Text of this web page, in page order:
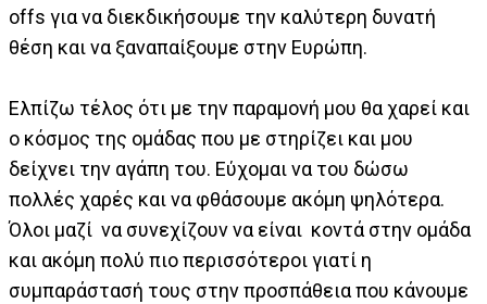
offs για να διεκδικήσουμε την καλύτερη δυνατή
θέση και να ξαναπαίξουμε στην Ευρώπη.
Ελπίζω τέλος ότι με την παραμονή μου θα χαρεί και
ο κόσμος της ομάδας που με στηρίζει και μου
δείχνει την αγάπη του. Εύχομαι να του δώσω
πολλές χαρές και να φθάσουμε ακόμη ψηλότερα.
Όλοι μαζί να συνεχίζουν να είναι κοντά στην ομάδα
και ακόμη πολύ πιο περισσότεροι γιατί η
συμπαράστασή τους στην προσπάθεια που κάνουμε